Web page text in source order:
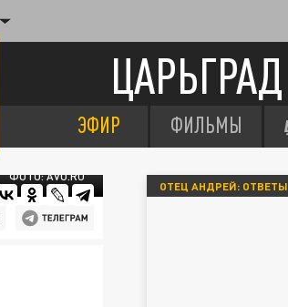
ЦАРЬГРАД
ЭФИР ФИЛЬМЫ
ФОТО: AVO.RU
ОТЕЦ АНДРЕЙ: ОТВЕТЫ